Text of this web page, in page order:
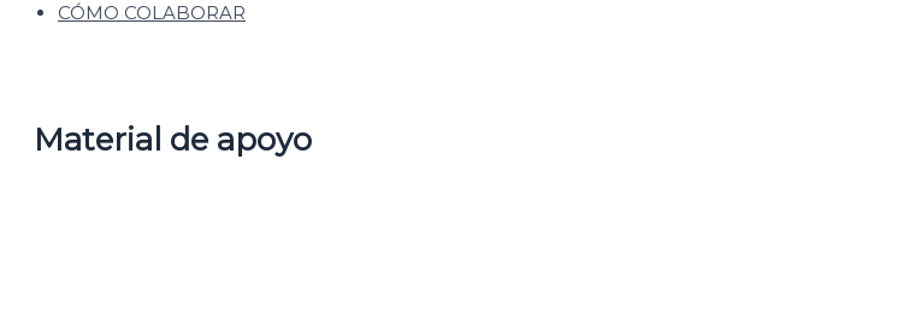
CÓMO COLABORAR
Material de apoyo